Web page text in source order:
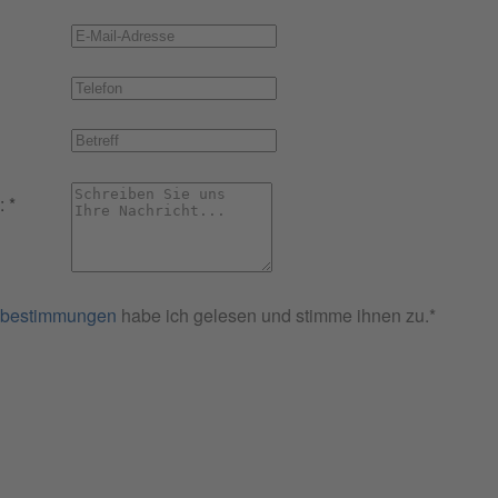
*
habe ich gelesen und stimme ihnen zu.*